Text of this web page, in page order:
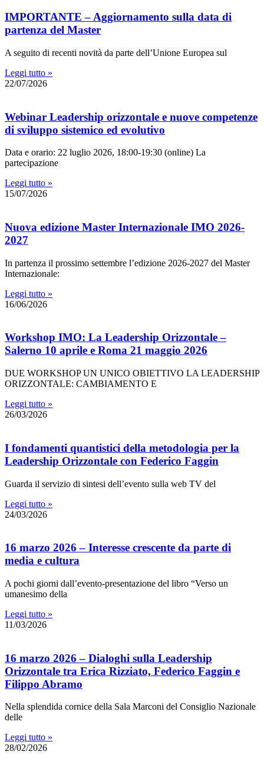
IMPORTANTE – Aggiornamento sulla data di
partenza del Master
A seguito di recenti novità da parte dell’Unione Europea sul
Leggi tutto »
22/07/2026
Webinar Leadership orizzontale e nuove competenze
di sviluppo sistemico ed evolutivo
Data e orario: 22 luglio 2026, 18:00-19:30 (online) La
partecipazione
Leggi tutto »
15/07/2026
Nuova edizione Master Internazionale IMO 2026-
2027
In partenza il prossimo settembre l’edizione 2026-2027 del Master
Internazionale:
Leggi tutto »
16/06/2026
Workshop IMO: La Leadership Orizzontale –
Salerno 10 aprile e Roma 21 maggio 2026
DUE WORKSHOP UN UNICO OBIETTIVO LA LEADERSHIP
ORIZZONTALE: CAMBIAMENTO E
Leggi tutto »
26/03/2026
I fondamenti quantistici della metodologia per la
Leadership Orizzontale con Federico Faggin
Guarda il servizio di sintesi dell’evento sulla web TV del
Leggi tutto »
24/03/2026
16 marzo 2026 – Interesse crescente da parte di
media e cultura
A pochi giorni dall’evento-presentazione del libro “Verso un
umanesimo della
Leggi tutto »
11/03/2026
16 marzo 2026 – Dialoghi sulla Leadership
Orizzontale tra Erica Rizziato, Federico Faggin e
Filippo Abramo
Nella splendida cornice della Sala Marconi del Consiglio Nazionale
delle
Leggi tutto »
28/02/2026